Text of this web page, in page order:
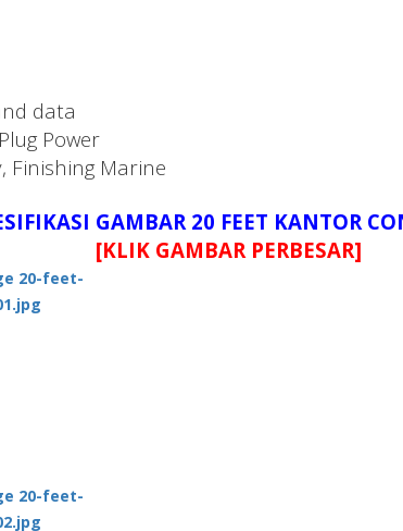
data
Power
Finishing Marine
GAMBAR 20 FEET KANTOR
[KLIK GAMBAR PERBESAR]